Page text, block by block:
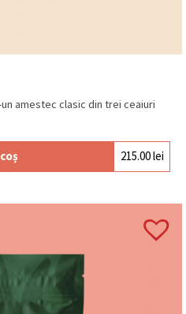
amestec clasic din trei ceaiuri
215.00lei